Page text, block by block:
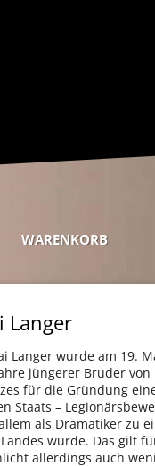
WARENKORB
Langer
Langer wurde am 19.
jüngerer Bruder
für die Gründung
Staats –
als Dramatiker zu
wurde. Das gilt
allerdings auch